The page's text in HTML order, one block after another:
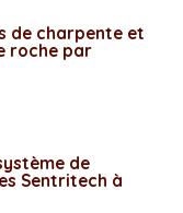
de charpente et
roche par
de
Sentritech à